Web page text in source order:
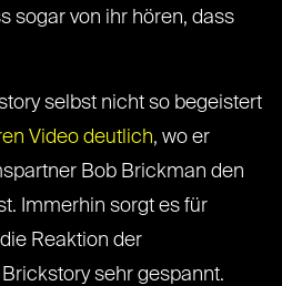
sogar von ihr hören, dass
selbst nicht so begeistert
Video deutlich, wo er
Bob Brickman den
Immerhin sorgt es für
Reaktion der
sehr gespannt.